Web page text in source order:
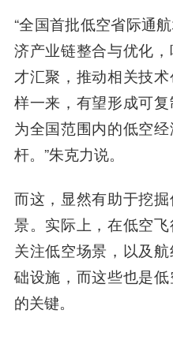
“全国首批低空省际通
济产业链整合与优化
才汇聚，推动相关技
样一来，有望形成可
为全国范围内的低空
杆。”朱克力说。
而这，显然有助于挖
景。实际上，在低空
关注低空场景，以及
础设施，而这些也是
的关键。